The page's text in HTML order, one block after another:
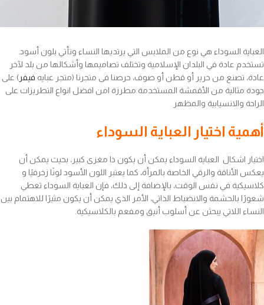
العباية السوداء هي نوع من الملابس التي يرتديها النساء وتأتي بلون أسود.
تستخدم عادة في البلدان الإسلامية وتختلف تصاميمها وأشكالها من بلد لآخر
عادة، تصنع من حرير أو قطن أو صوف، حرصنا فى متجرنا (متجر عبايه فيفر) على
جودة مثالية من الأقمشة المستخدمة مطرزة امن افضل انواع التطريزات على
الراحة والانسيابية والمظهر
أهمية اختيار العباية السوداء
اختيار اشكال العباية السوداء يمكن أن يكون ذا مغزى كبير، بحيث يمكن أن
يعكس الأناقة والرقي الخاصة بالمرأة، كما يعتبر اللون الأسود لونًا زخرفيًا و
كلاسيكية في نفس الوقت، بالإضافة إلى ذلك، فإن العباية السوداء تعطي
شعورًا بالحشمة والانضباط الذاتي، الأمر الذي يمكن أن يكون مثيرًا للاهتمام بين
النساء اللاتي يبحثن عن أسلوب أنيق ومفعم بالكلاسيكية.